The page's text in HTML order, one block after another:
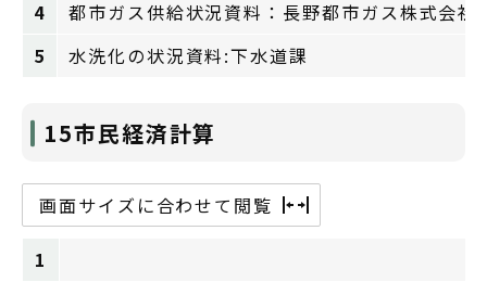
4
都市ガス供給状況資料：長野都市ガス株式会社
5
水洗化の状況資料:下水道課
15市民経済計算
画面サイズに合わせて閲覧
1